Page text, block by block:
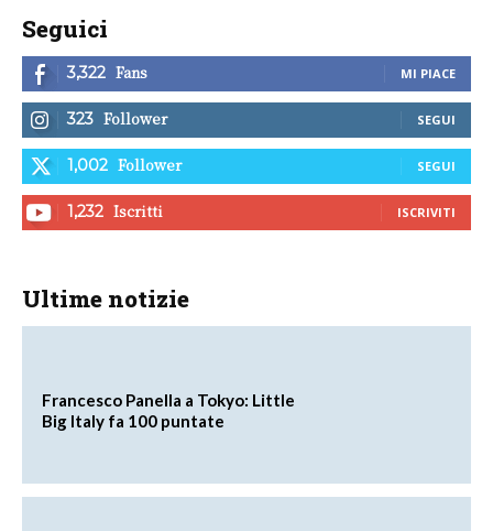
Seguici
3,322 Fans MI PIACE
323 Follower SEGUI
1,002 Follower SEGUI
1,232 Iscritti ISCRIVITI
Ultime notizie
Francesco Panella a Tokyo: Little
Big Italy fa 100 puntate